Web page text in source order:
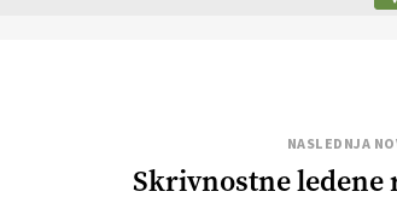
NASLEDNJA
Skrivnostne ledene